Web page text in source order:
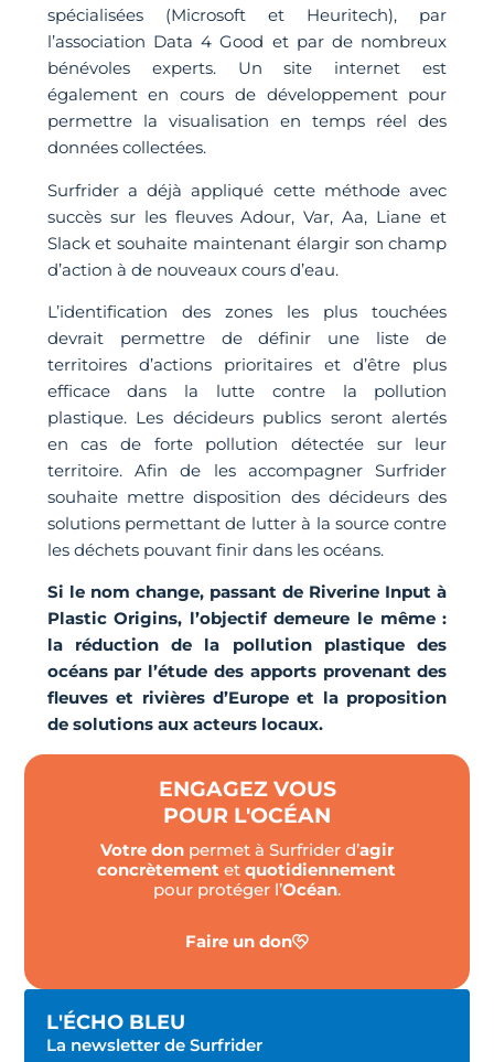
spécialisées (Microsoft et Heuritech), par
l’association Data 4 Good et par de nombreux
bénévoles experts. Un site internet est
également en cours de développement pour
permettre la visualisation en temps réel des
données collectées.
Surfrider a déjà appliqué cette méthode avec
succès sur les fleuves Adour, Var, Aa, Liane et
Slack et souhaite maintenant élargir son champ
d’action à de nouveaux cours d’eau.
L’identification des zones les plus touchées
devrait permettre de définir une liste de
territoires d’actions prioritaires et d’être plus
efficace dans la lutte contre la pollution
plastique. Les décideurs publics seront alertés
en cas de forte pollution détectée sur leur
territoire. Afin de les accompagner Surfrider
souhaite mettre disposition des décideurs des
solutions permettant de lutter à la source contre
les déchets pouvant finir dans les océans.
Si le nom change, passant de Riverine Input à
Plastic Origins, l’objectif demeure le même :
la réduction de la pollution plastique des
océans par l’étude des apports provenant des
fleuves et rivières d’Europe et la proposition
de solutions aux acteurs locaux.
ENGAGEZ VOUS
POUR L'OCÉAN
Votre donpermet à Surfrider d’agir
concrètement etquotidiennement
pour protéger l’Océan.
Faire un don
L'ÉCHO BLEU
La newsletter de Surfrider